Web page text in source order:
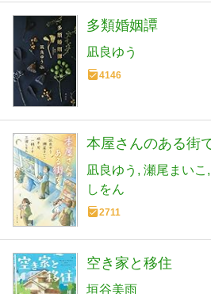
多類婚姻譚
凪良ゆう
4146
本屋さんのある街
凪良ゆう 瀬尾まいこ
しをん
2711
空き家と移住
垣谷美雨